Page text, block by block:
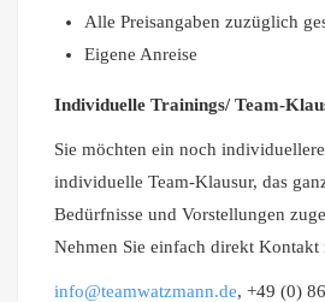
Alle Preisangaben zuzüglich
Eigene Anreise
Individuelle Trainings/ Team-
Sie möchten ein noch
individuelle Team-Klausur, das
Bedürfnisse und Vorstellungen
Nehmen Sie einfach direkt Kontakt
info@teamwatzmann.de, +49 (0)